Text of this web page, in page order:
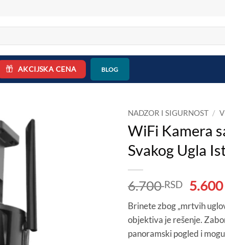
AKCIJSKA CENA BLOG
NADZOR I SIGURNOST /
WiFi Kamera
Svakog Ugla
6.700RSD
je
bila:
6.700
5.600
Brinete zbog „mrtvih
objektiva je rešenje.
panoramski pogled i